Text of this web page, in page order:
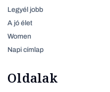
Legyél jobb
A jó élet
Women
Napi címlap
Oldalak